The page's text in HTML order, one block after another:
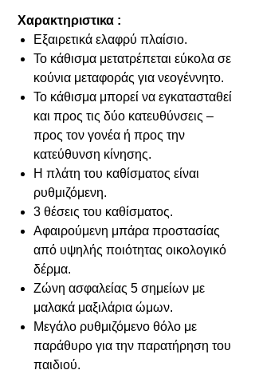
Χαρακτηριστικα :
Εξαιρετικά ελαφρύ πλαίσιο.
Το κάθισμα μετατρέπεται εύκολα σε
κούνια μεταφοράς για νεογέννητο.
Το κάθισμα μπορεί να εγκατασταθεί
και προς τις δύο κατευθύνσεις –
προς τον γονέα ή προς την
κατεύθυνση κίνησης.
Η πλάτη του καθίσματος είναι
ρυθμιζόμενη.
3 θέσεις του καθίσματος.
Αφαιρούμενη μπάρα προστασίας
από υψηλής ποιότητας οικολογικό
δέρμα.
Ζώνη ασφαλείας 5 σημείων με
μαλακά μαξιλάρια ώμων.
Μεγάλο ρυθμιζόμενο θόλο με
παράθυρο για την παρατήρηση του
παιδιού.